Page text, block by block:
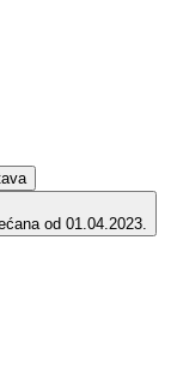
od 01.04.2023.